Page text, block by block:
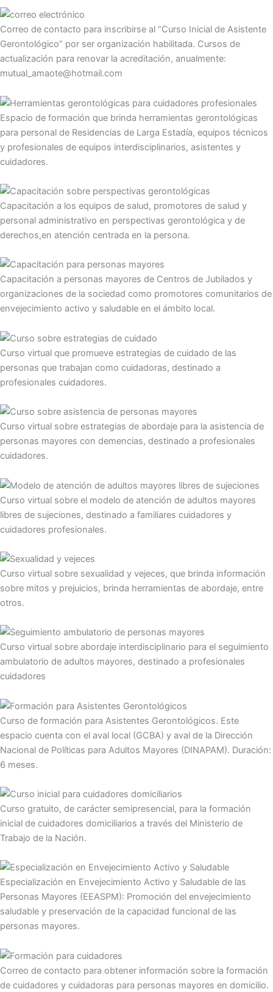
Correo de contacto para inscribirse al “Curso Inicial de Asistente
Gerontológico” por ser organización habilitada. Cursos de
actualización para renovar la acreditación, anualmente:
mutual_amaote@hotmail.com
Espacio de formación que brinda herramientas gerontológicas
para personal de Residencias de Larga Estadía, equipos técnicos
y profesionales de equipos interdisciplinarios, asistentes y
cuidadores.
Capacitación a los equipos de salud, promotores de salud y
personal administrativo en perspectivas gerontológica y de
derechos,en atención centrada en la persona.
Capacitación a personas mayores de Centros de Jubilados y
organizaciones de la sociedad como promotores comunitarios de
envejecimiento activo y saludable en el ámbito local.
Curso virtual que promueve estrategias de cuidado de las
personas que trabajan como cuidadoras, destinado a
profesionales cuidadores.
Curso virtual sobre estrategias de abordaje para la asistencia de
personas mayores con demencias, destinado a profesionales
cuidadores.
Curso virtual sobre el modelo de atención de adultos mayores
libres de sujeciones, destinado a familiares cuidadores y
cuidadores profesionales.
Curso virtual sobre sexualidad y vejeces, que brinda información
sobre mitos y prejuicios, brinda herramientas de abordaje, entre
otros.
Curso virtual sobre abordaje interdisciplinario para el seguimiento
ambulatorio de adultos mayores, destinado a profesionales
cuidadores
Curso de formación para Asistentes Gerontológicos. Este
espacio cuenta con el aval local (GCBA) y aval de la Dirección
Nacional de Políticas para Adultos Mayores (DINAPAM). Duración:
6 meses.
Curso gratuito, de carácter semipresencial, para la formación
inicial de cuidadores domiciliarios a través del Ministerio de
Trabajo de la Nación.
Especialización en Envejecimiento Activo y Saludable de las
Personas Mayores (EEASPM): Promoción del envejecimiento
saludable y preservación de la capacidad funcional de las
personas mayores.
Correo de contacto para obtener información sobre la formación
de cuidadores y cuidadoras para personas mayores en domicilio.